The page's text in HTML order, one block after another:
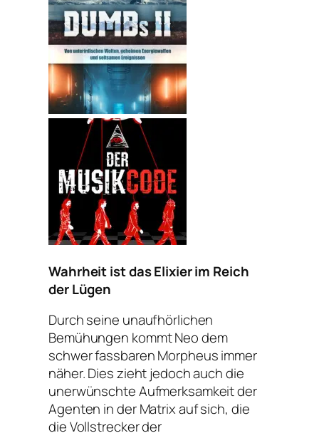
Wahrheit ist das Elixier im Reich
der Lügen
Durch seine unaufhörlichen
Bemühungen kommt Neo dem
schwer fassbaren Morpheus immer
näher. Dies zieht jedoch auch die
unerwünschte Aufmerksamkeit der
Agenten in der Matrix auf sich, die
die Vollstrecker der